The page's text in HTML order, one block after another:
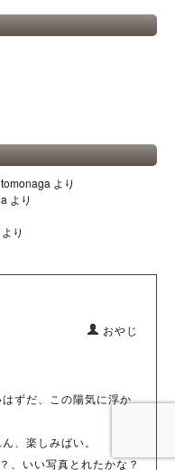
より
より
より
おやじ
ずだ、この陽気に浮か
、楽しみばい。
、いい写真とれたかな？